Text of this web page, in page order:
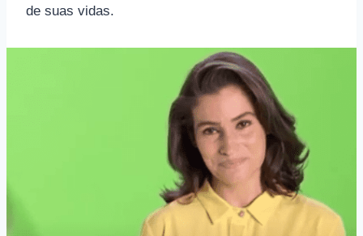
de suas vidas.